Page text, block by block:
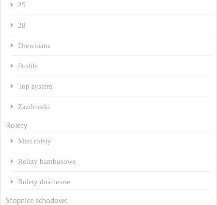
25
28
Drewniane
Profile
Top system
Zazdrostki
Rolety
Mini rolety
Rolety bambusowe
Rolety dościenne
Stopnice schodowe